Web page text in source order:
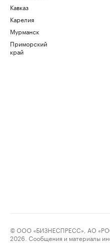
Кавказ
Карелия
Мурманск
Приморский
край
© ООО «БИЗНЕСПРЕСС», АО
2026. Сообщения и материалы